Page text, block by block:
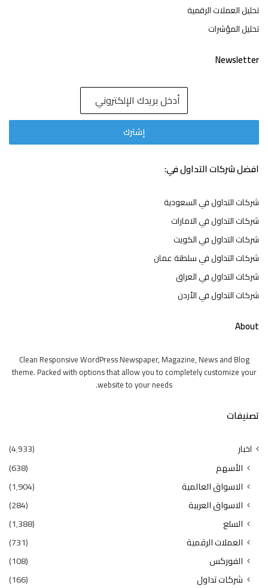
تحليل العملات الرقمية
تحليل المؤشرات
Newsletter
افضل شركات التداول في:
شركات التداول في السعودية
شركات التداول في الامارات
شركات التداول في الكويت
شركات التداول في سلطنة عمان
شركات التداول في العراق
شركات التداول في الأردن
About
Clean Responsive WordPress Newspaper, Magazine, News and Blog
theme. Packed with options that allow you to completely customize your
website to your needs.
تصنيفات
اخبار (4٬933)
الأسهم
(638)
الاسواق العالمية
(1٬904)
الاسواق العربية
(284)
السلع
(1٬388)
العملات الرقمية
(731)
الفوركس
(108)
شركات تداول
(166)